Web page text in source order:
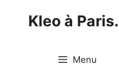
Kleo à
Menu